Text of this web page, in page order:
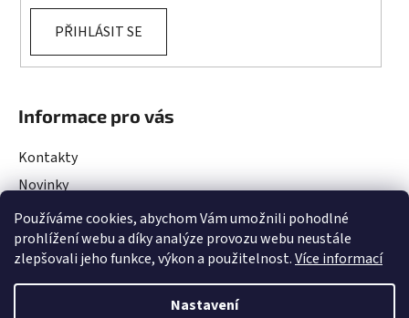
Používáme cookies, abychom Vám umožnili pohodlné
prohlížení webu a díky analýze provozu webu neustále
zlepšovali jeho funkce, výkon a použitelnost.Více informací
Nastavení
PŘIHLÁSIT SE
Informace pro vás
Kontakty
Novinky
Rady a Tipy
Obchodní podmínky
Podmínky ochrany osobních údajů